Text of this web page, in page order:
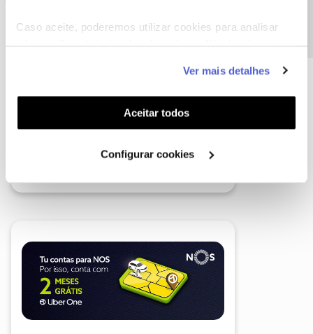
Caso aceite, poderemos utilizar cookies para analisar
funcionalidades (cookies de personalização e
funcionalidade) e adaptar anúncios aos seus interesses
(cookies de publicidade personalizada). Pode gerir a
utilização dos cookies clicando em "Configurar
Ver mais detalhes
Aceitar todos
Configurar cookies